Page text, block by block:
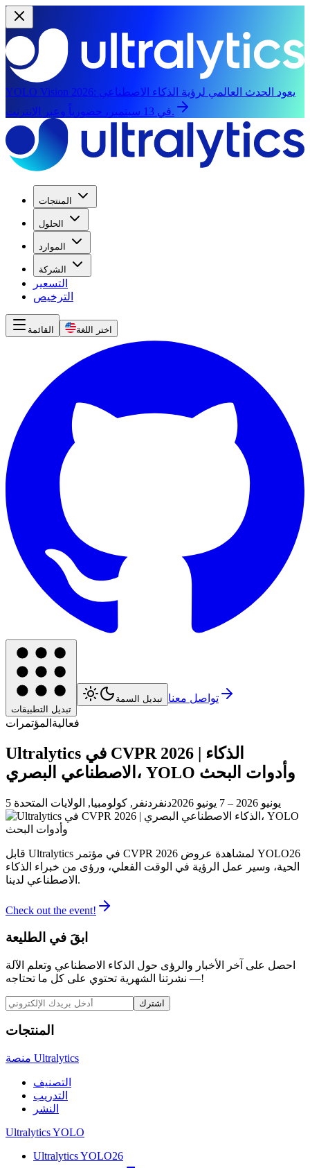
YOLO Vision 2026: يعود الحدث العالمي لرؤية الذكاء الاصطناعي
في 13 سبتمبر، حضورياً وعبر الإنترنت.
المنتجات
الحلول
الموارد
الشركة
التسعير
الترخيص
القائمة اختر اللغة
تبديل التطبيقات
تبديل السمة تواصل معنا
فعالية المؤتمرات
Ultralytics في CVPR 2026 | الذكاء
الاصطناعي البصري، YOLO وأدوات البحث
5 يونيو 2026 – 7 يونيو 2026 دنفر دنفر, كولومبيا, الولايات المتحدة
قابل Ultralytics في مؤتمر CVPR 2026 لمشاهدة عروض YOLO26
الحية، وسير عمل الرؤية في الوقت الفعلي، ورؤى من خبراء الذكاء
الاصطناعي لدينا.
Check out the event!
ابقَ في الطليعة
احصل على آخر الأخبار والرؤى حول الذكاء الاصطناعي وتعلم الآلة
— نشرتنا الشهرية تحتوي على كل ما تحتاجه!
اشترك
المنتجات
منصة Ultralytics
التصنيف
التدريب
النشر
Ultralytics YOLO
Ultralytics YOLO26